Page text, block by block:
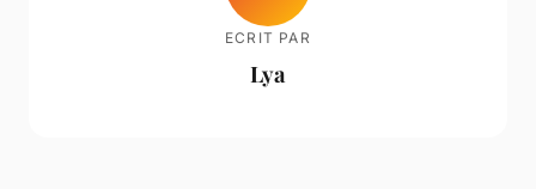
ECRIT PAR
Lya